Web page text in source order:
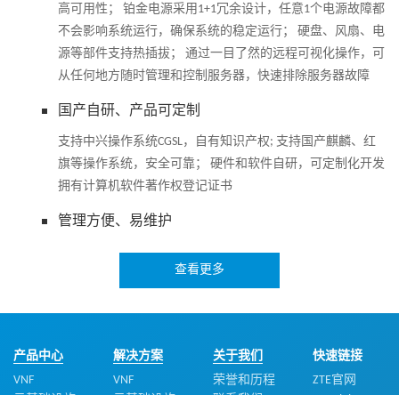
高可用性； 铂金电源采用1+1冗余设计，任意1个电源故障都
不会影响系统运行，确保系统的稳定运行； 硬盘、风扇、电
源等部件支持热插拔； 通过一目了然的远程可视化操作，可
从任何地方随时管理和控制服务器，快速排除服务器故障
国产自研、产品可定制
支持中兴操作系统CGSL，自有知识产权; 支持国产麒麟、红
旗等操作系统，安全可靠； 硬件和软件自研，可定制化开发
拥有计算机软件著作权登记证书
管理方便、易维护
提供一个独立和一个共享的千兆管理网口，支持集中统一管
理，适应不同的管理组网场景； 支持DNS/LDAP，简化服务
IPMI2.0/HTTPS/SNMP/CLI/Redfish管理接口，满足多种方式的
系统集成需求。
查看更多
产品中心
VNF
解决方案
VNF
关于我们
荣誉和历程
快速链接
ZTE官网